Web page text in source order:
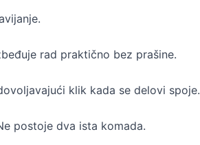
rad praktično bez prašine.
klik kada se delovi spoje.
postoje dva ista komada.